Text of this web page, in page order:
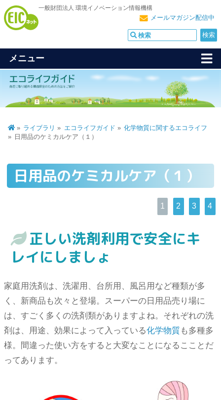
一般財団法人 環境イノベーション情報機構
メールマガジン配信中
メニュー
ライブラリ エコライフガイド
化学物質に関するエコライフ
日用品のケミカルケア（１）
日用品のケミカルケア（１）
1 2 3 4
正しい洗剤利用で安全にキ
レイにしましょ
家庭用洗剤は、洗濯用、台所用、風呂用など種類が多
く、新商品も次々と登場。スーパーの日用品売り場に
は、すごく多くの洗剤類がありますよね。それぞれの洗
剤は、用途、効果によって入っている化学物質も多種多
様。間違った使い方をすると大変なことになるこことだ
ってあります。